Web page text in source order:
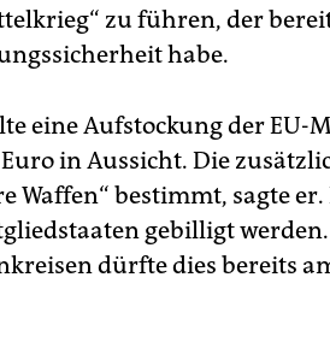
zu führen, der
habe.
eine Aufstockung der
in Aussicht. Die
Waffen“ bestimmt, sagte
gebilligt
dürfte dies bereits